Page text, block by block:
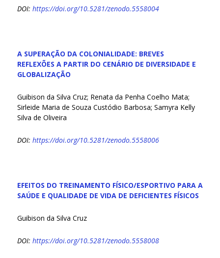
DOI: https://doi.org/10.5281/zenodo.5558004
A SUPERAÇÃO DA COLONIALIDADE: BREVES
REFLEXÕES A PARTIR DO CENÁRIO DE DIVERSIDADE E
GLOBALIZAÇÃO
Guibison da Silva Cruz; Renata da Penha Coelho Mata;
Sirleide Maria de Souza Custódio Barbosa; Samyra Kelly
Silva de Oliveira
DOI: https://doi.org/10.5281/zenodo.5558006
EFEITOS DO TREINAMENTO FÍSICO/ESPORTIVO PARA A
SAÚDE E QUALIDADE DE VIDA DE DEFICIENTES FÍSICOS
Guibison da Silva Cruz
DOI: https://doi.org/10.5281/zenodo.5558008